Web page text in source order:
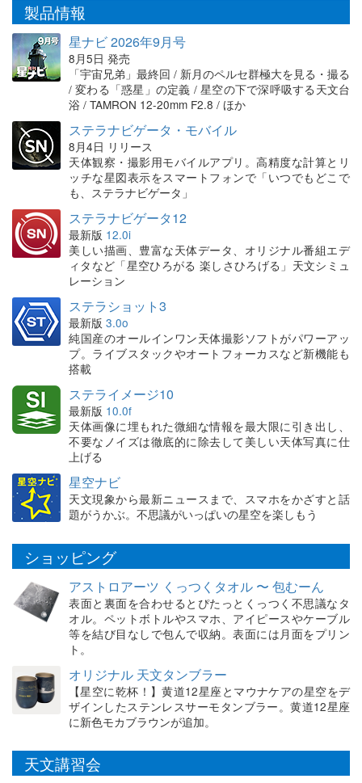
製品情報
星ナビ 2026年9月号
8月5日 発売
「宇宙兄弟」最終回 / 新月のペルセ群極大を見る・撮る
/ 変わる「惑星」の定義 / 星空の下で深呼吸する天文台
浴 / TAMRON 12-20mm F2.8 / ほか
ステラナビゲータ・モバイル
8月4日 リリース
天体観察・撮影用モバイルアプリ。高精度な計算とリ
ッチな星図表示をスマートフォンで「いつでもどこで
も、ステラナビゲータ」
ステラナビゲータ12
最新版 12.0i
美しい描画、豊富な天体データ、オリジナル番組エデ
ィタなど「星空ひろがる 楽しさひろげる」天文シミュ
レーション
ステラショット3
最新版 3.0o
純国産のオールインワン天体撮影ソフトがパワーアッ
プ。ライブスタックやオートフォーカスなど新機能も
搭載
ステライメージ10
最新版 10.0f
天体画像に埋もれた微細な情報を最大限に引き出し、
不要なノイズは徹底的に除去して美しい天体写真に仕
上げる
星空ナビ
天文現象から最新ニュースまで、スマホをかざすと話
題がうかぶ。不思議がいっぱいの星空を楽しもう
ショッピング
アストロアーツ くっつくタオル 〜 包むーん
表面と裏面を合わせるとぴたっとくっつく不思議なタ
オル。ペットボトルやスマホ、アイピースやケーブル
等を結び目なしで包んで収納。表面には月面をプリン
ト。
オリジナル 天文タンブラー
【星空に乾杯！】黄道12星座とマウナケアの星空をデ
ザインしたステンレスサーモタンブラー。黄道12星座
に新色モカブラウンが追加。
天文講習会